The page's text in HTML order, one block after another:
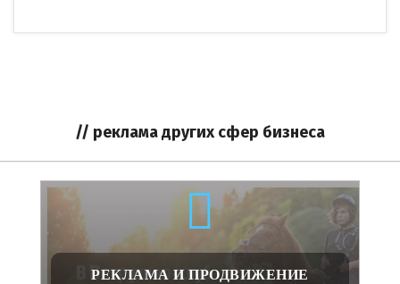
// реклама других сфер бизнеса
РЕКЛАМА И ПРОДВИЖЕНИЕ